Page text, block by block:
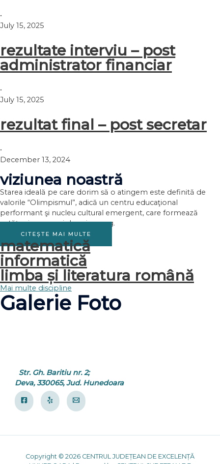
•
July 15, 2025
rezultate interviu – post
administrator financiar
•
July 15, 2025
rezultat final – post secretar
•
December 13, 2024
viziunea noastră
Starea ideală pe care dorim să o atingem este definită de
valorile “Olimpismul”, adică un centru educaţional
performant şi nucleu cultural emergent, care formează
cetăţeni europeni de prim rang.
CITEȘTE MAI MULTE
matematică
informatică
limba și literatura română
Mai multe discipline
Galerie Foto
Str. Gh. Baritiu nr. 2;
Deva, 330065, Jud. Hunedoara
Copyright © 2026 CENTRUL JUDEȚEAN DE EXCELENȚĂ